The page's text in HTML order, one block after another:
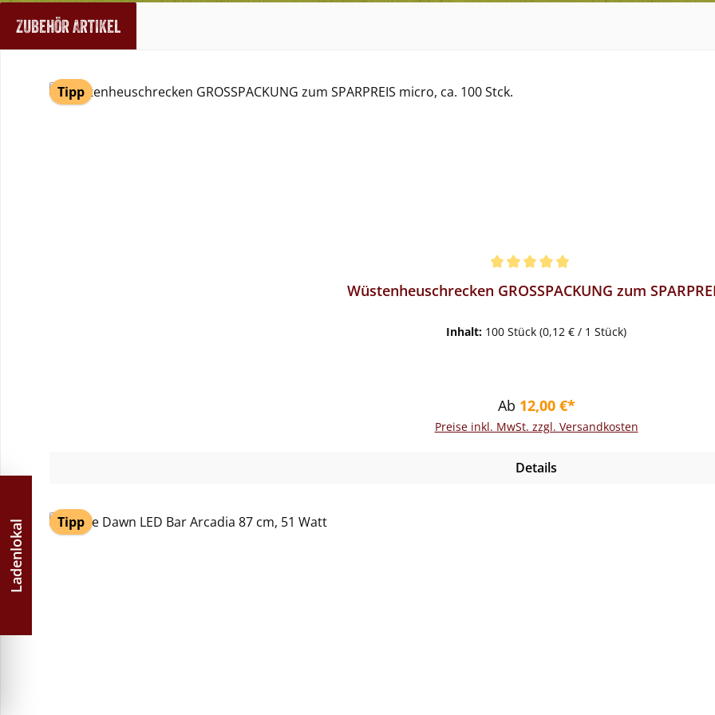
Zubehör Artikel
Produktgalerie überspringen
Tipp
Wüstenheuschrecken GROSSPACKUNG zum
Inhalt: 100 Stück (0,12 € / 1 Stück)
Regulärer Preis:
Ab 12,00 €*
Preise inkl. MwSt. zzgl. Versandkosten
Details
Tipp
Ladenlokal